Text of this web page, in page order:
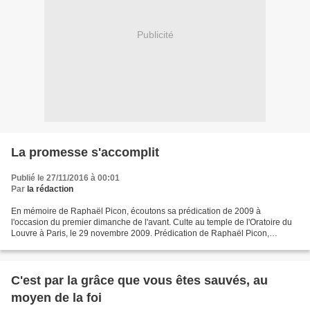
Publicité
La promesse s'accomplit
Publié le 27/11/2016 à 00:01
Par la rédaction
En mémoire de Raphaël Picon, écoutons sa prédication de 2009 à
l'occasion du premier dimanche de l'avant. Culte au temple de l'Oratoire du
Louvre à Paris, le 29 novembre 2009. Prédication de Raphaël Picon,
C'est par la grâce que vous êtes sauvés, au
moyen de la foi